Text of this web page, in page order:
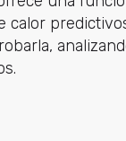
calor